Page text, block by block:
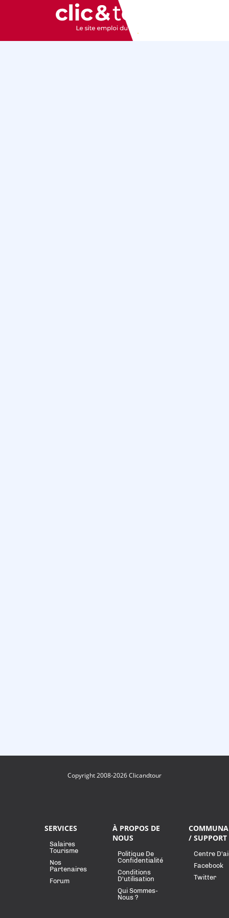
Copyright 2008-2026 Clicandtour
SERVICES
Salaires
Tourisme
Nos
Partenaires
Forum
À PROPOS DE
NOUS
Politique De
Confidentialité
Conditions
D'utilisation
Qui Sommes-
Nous ?
/ SUPPORT
Centre
Facebook
Twitter